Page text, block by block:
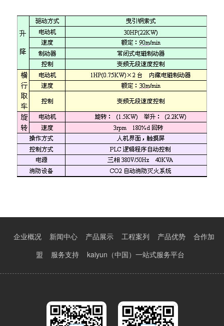
企业概况 新闻中心 产品展示 工程案列 产品优势
合作加
盟
服务支持 kaiyun（中国）一站式服务平台